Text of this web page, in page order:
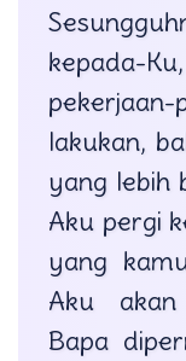
kepada-
lakukan,
yang lebih
Aku pergi
yang
Aku akan
Bapa